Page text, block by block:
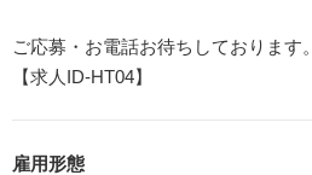
ご応募・お電話お待ちしております。
【求人ID-HT04】
雇用形態